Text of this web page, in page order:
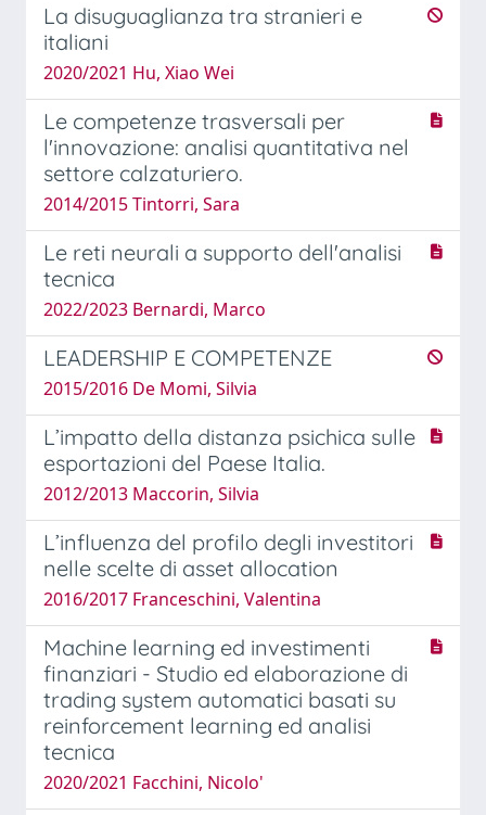
La disuguaglianza tra stranieri e
italiani
2020/2021 Hu, Xiao Wei
Le competenze trasversali per
l'innovazione: analisi quantitativa nel
settore calzaturiero.
2014/2015 Tintorri, Sara
Le reti neurali a supporto dell'analisi
tecnica
2022/2023 Bernardi, Marco
LEADERSHIP E COMPETENZE
2015/2016 De Momi, Silvia
L’impatto della distanza psichica sulle
esportazioni del Paese Italia.
2012/2013 Maccorin, Silvia
L’influenza del profilo degli investitori
nelle scelte di asset allocation
2016/2017 Franceschini, Valentina
Machine learning ed investimenti
finanziari - Studio ed elaborazione di
trading system automatici basati su
reinforcement learning ed analisi
tecnica
2020/2021 Facchini, Nicolo'